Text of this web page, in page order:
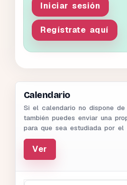
Iniciar sesión
Regístrate aquí
Calendario
Si el calendario no dispone
también puedes enviar una
para que sea estudiada por el
Ver